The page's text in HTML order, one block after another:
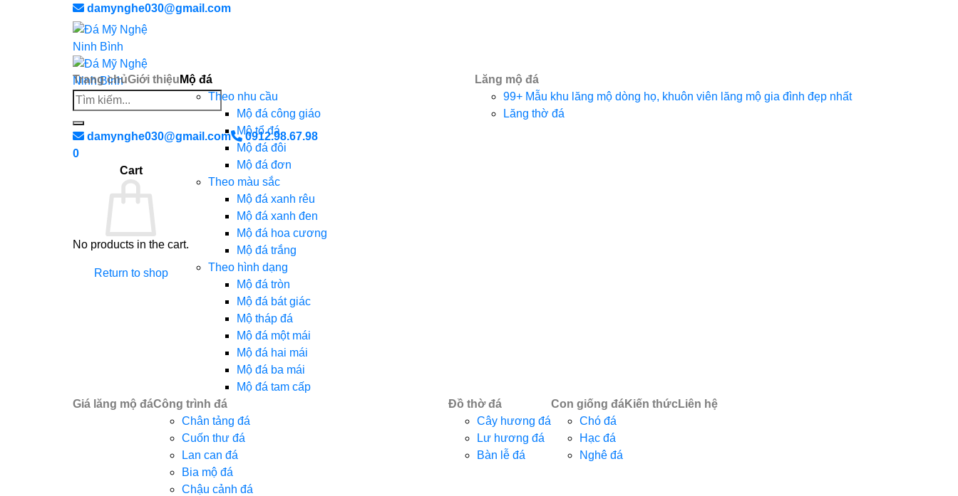
damynghe030@gmail.com
Search
for:
damynghe030@gmail.com
0912.98.67.98
0
Cart
No products in the cart.
Return to shop
Trang chủGiới thiệu Mộ đá
Theo nhu cầu
Mộ đá công giáo
Mộ tổ đá
Mộ đá đôi
Mộ đá đơn
Theo màu sắc
Mộ đá xanh rêu
Mộ đá xanh đen
Mộ đá hoa cương
Mộ đá trắng
Theo hình dạng
Mộ đá tròn
Mộ đá bát giác
Mộ tháp đá
Mộ đá một mái
Mộ đá hai mái
Mộ đá ba mái
Mộ đá tam cấp
Lăng mộ đá
99+ Mẫu khu lăng mộ dòng họ, khuôn viên lăng mộ gia đình đẹp nhất
Lăng thờ đá
Giá lăng mộ đáCông trình đá
Chân tảng đá
Cuốn thư đá
Lan can đá
Bia mộ đá
Chậu cảnh đá
Đồ thờ đá
Cây hương đá
Lư hương đá
Bàn lễ đá
Con giống đá
Chó đá
Hạc đá
Nghê đá
Kiến thứcLiên hệ